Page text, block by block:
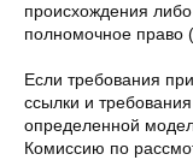
происхождения
полномочное право
Если требования
ссылки и требования
определенной
Комиссию по